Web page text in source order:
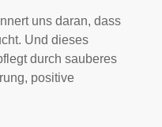
uns daran, dass
Und dieses
durch sauberes
positive